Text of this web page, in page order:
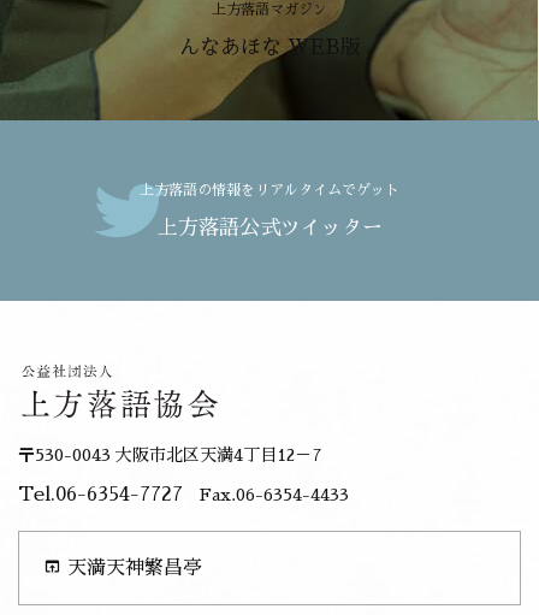
上方落語マガジン
んなあほな WEB版
上方落語の情報をリアルタイムでゲット
上方落語公式ツイッター
〒530-0043 大阪市北区天満4丁目12－7
Tel.06-6354-7727 Fax.06-6354-4433
open_in_browser 天満天神繁昌亭